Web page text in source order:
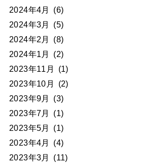
2024年4月
(6)
2024年3月
(5)
2024年2月
(8)
2024年1月
(2)
2023年11月
(1)
2023年10月
(2)
2023年9月
(3)
2023年7月
(1)
2023年5月
(1)
2023年4月
(4)
2023年3月
(11)